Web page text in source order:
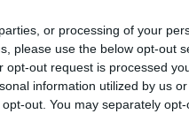
or processing of your
please use the below opt-out
opt-out request is processed
information utilized by us
out. You may separately
a felderítő munkára és
az SZKTT Humán
feladatot hatékonyan tudták
biztonságos helyen